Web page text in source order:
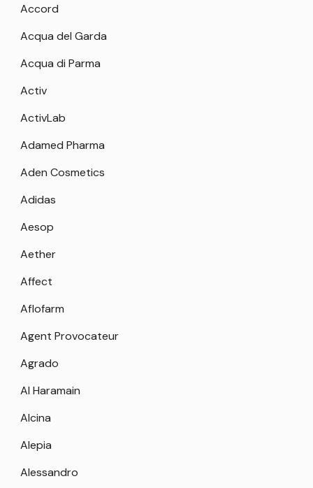
Accord
Acqua del Garda
Acqua di Parma
Activ
ActivLab
Adamed Pharma
Aden Cosmetics
Adidas
Aesop
Aether
Affect
Aflofarm
Agent Provocateur
Agrado
Al Haramain
Alcina
Alepia
Alessandro